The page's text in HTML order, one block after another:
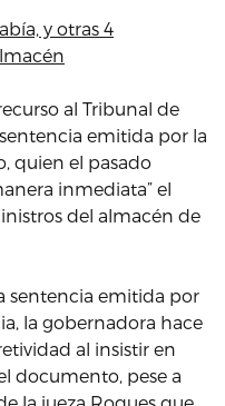
y otras 4
al Tribunal de
emitida por la
quien el pasado
inmediata” el
del almacén de
sentencia emitida por
la gobernadora hace
al insistir en
documento, pese a
la jueza Roques que